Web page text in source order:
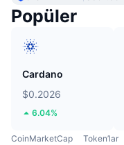
Popüler
Cardano
$0.2026
6.04%
CoinMarketCap Token’lar